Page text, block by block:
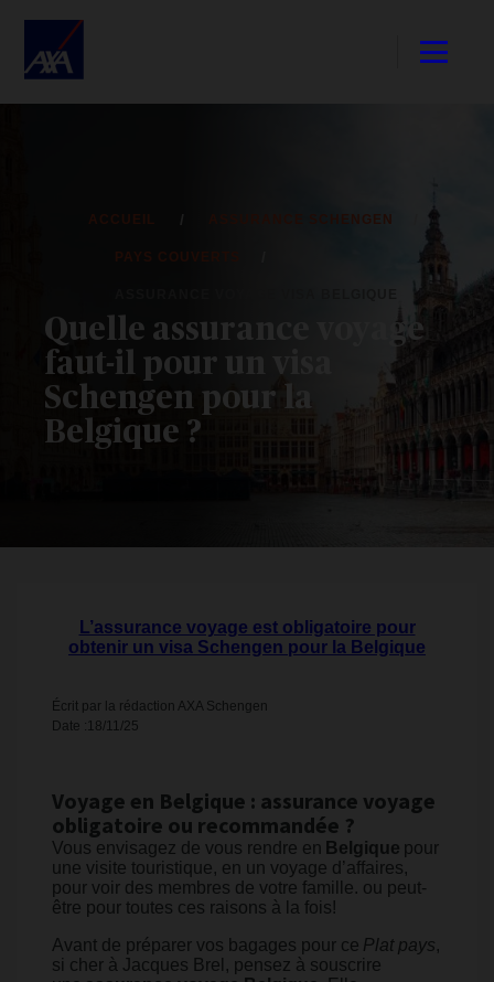
ACCUEIL ASSURANCE SCHENGEN
PAYS COUVERTS
​​​Quelle assurance voyage
faut-il pour un visa
Schengen pour la
Belgique ?
L’assurance voyage est obligatoire pour
obtenir un visa Schengen pour la Belgique
Écrit par la rédaction AXA Schengen
Date :18/11/25
Voyage en Belgique : assurance voyage
obligatoire ou recommandée ?
Vous envisagez de vous rendre en Belgique pour
une visite touristique, en un voyage d’affaires,
pour voir des membres de votre famille. ou peut-
être pour toutes ces raisons à la fois!
Avant de préparer vos bagages pour ce Plat pays,
si cher à Jacques Brel, pensez à souscrire